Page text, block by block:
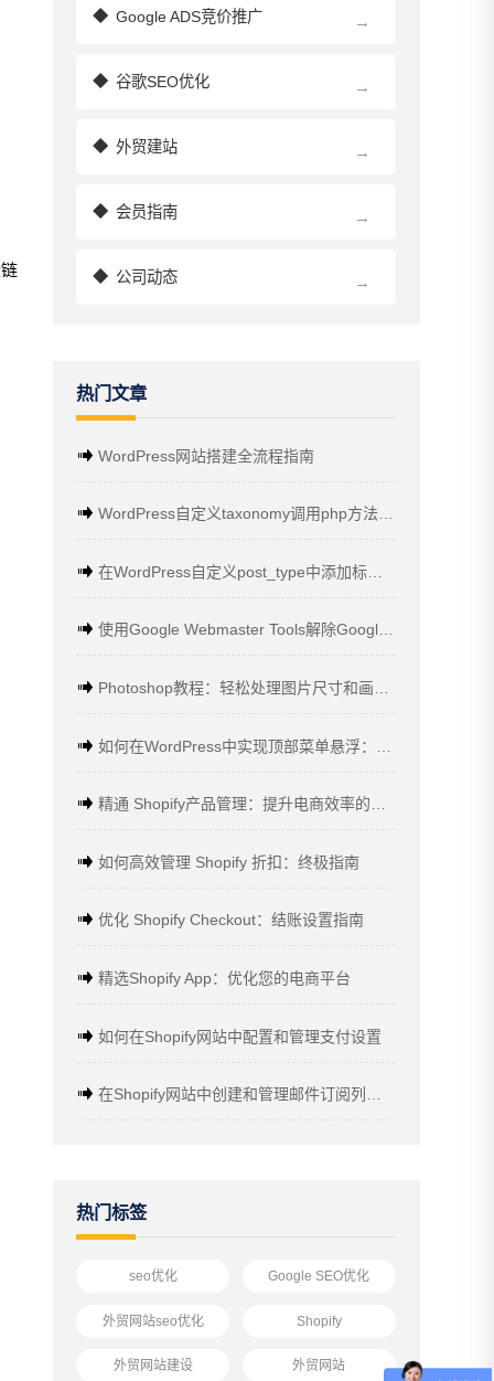
→
◆ Google ADS竞价推广
→
◆ 谷歌SEO优化
→
◆ 外贸建站
→
◆ 会员指南
→
◆ 公司动态
热门文章
WordPress网站搭建全流程指南
WordPress自定义taxonomy调用php方法代码收集
在WordPress自定义post_type中添加标签的方法
使用Google Webmaster Tools解除Google病毒警告的详细教程
Photoshop教程：轻松处理图片尺寸和画布大小
如何在WordPress中实现顶部菜单悬浮：一步步教程
精通 Shopify产品管理：提升电商效率的关键策略
如何高效管理 Shopify 折扣：终极指南
优化 Shopify Checkout：结账设置指南
精选Shopify App：优化您的电商平台
如何在Shopify网站中配置和管理支付设置
在Shopify网站中创建和管理邮件订阅列表的完全指南
热门标签
seo优化 Google SEO优化
外贸网站seo优化 Shopify
外贸网站建设 外贸网站